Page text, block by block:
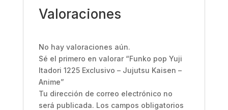
Valoraciones
No hay valoraciones aún.
Sé el primero en valorar “Funko pop Yuji
Itadori 1225 Exclusivo – Jujutsu Kaisen –
Anime”
Tu dirección de correo electrónico no
será publicada. Los campos obligatorios